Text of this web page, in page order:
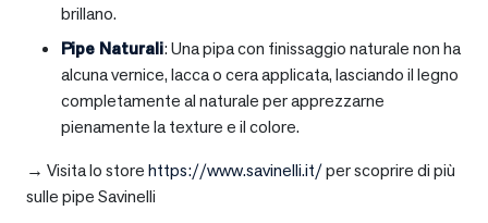
brillano.
Pipe Naturali: Una pipa con finissaggio naturale non ha
alcuna vernice, lacca o cera applicata, lasciando il legno
completamente al naturale per apprezzarne
pienamente la texture e il colore.
→ Visita lo storehttps://www.savinelli.it/per scoprire di più
sulle pipe Savinelli